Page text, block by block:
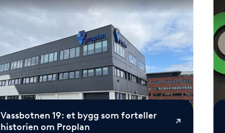
Vassbotnen 19: et bygg som forteller
historien om Proplan